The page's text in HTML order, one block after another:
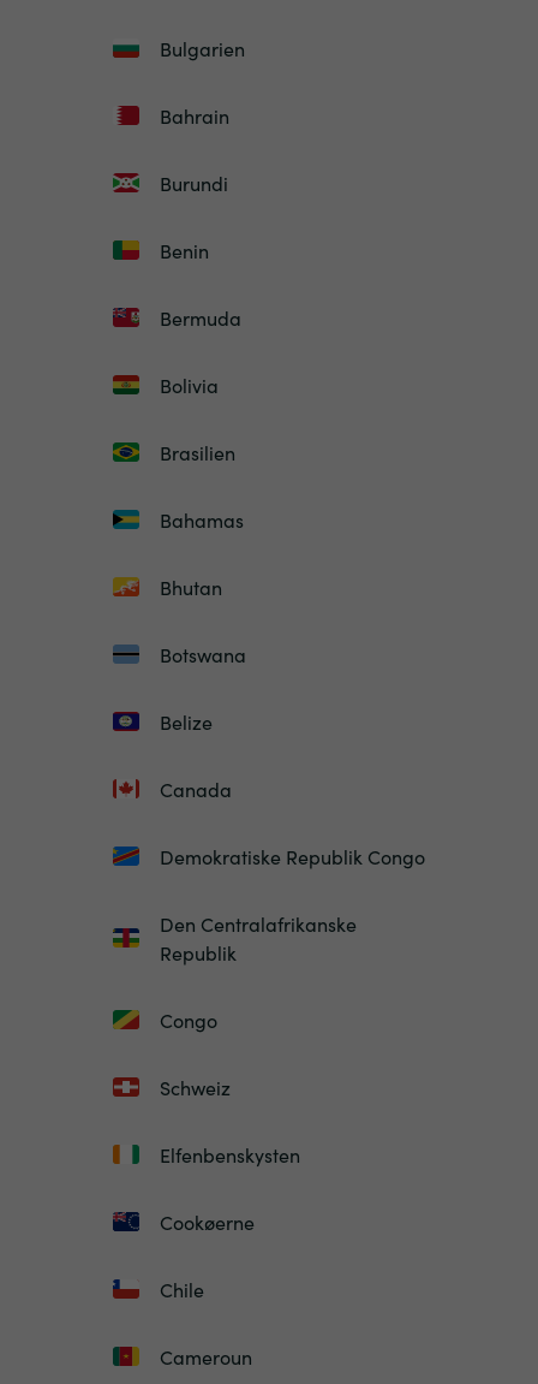
Bulgarien
Bahrain
Burundi
Benin
Bermuda
Bolivia
Brasilien
Bahamas
Bhutan
Botswana
Belize
Canada
Demokratiske Republik Congo
Den Centralafrikanske
Republik
Congo
Schweiz
Elfenbenskysten
Cookøerne
Chile
Cameroun